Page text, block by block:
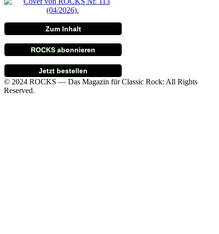
Zum Inhalt
ROCKS abonnieren
Jetzt bestellen
© 2024 ROCKS — Das Magazin für Classic Rock: All Rights
Reserved.